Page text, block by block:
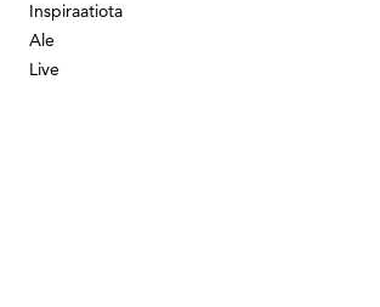
Inspiraatiota
Ale
Live